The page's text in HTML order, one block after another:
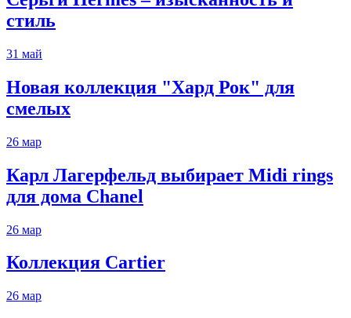
стиль
31 май
Новая коллекция "Хард Рок" для
смелых
26 мар
Карл Лагерфельд выбирает Midi rings
для дома Chanel
26 мар
Коллекция Cartier
26 мар